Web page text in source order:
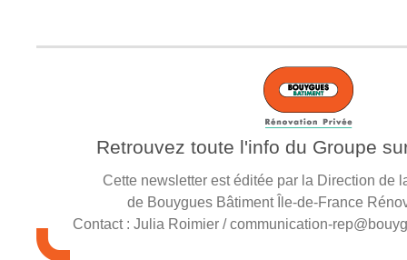
Retrouvez toute l'info du Groupe
Cette newsletter est éditée par la Direction de
de Bouygues Bâtiment Île-de-France
Contact : Julia Roimier / communication-